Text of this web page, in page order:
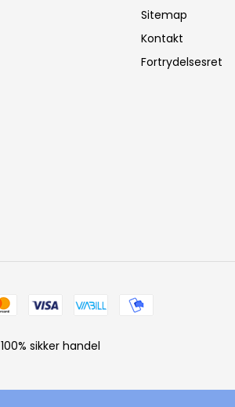
Sitemap
Kontakt
Fortrydelsesret
100% sikker handel